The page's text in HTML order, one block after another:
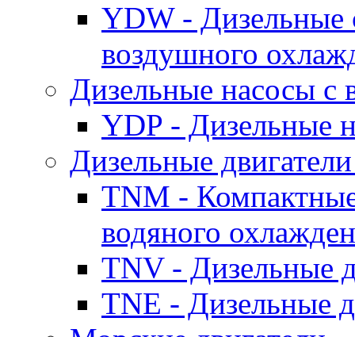
YDW - Дизельные
воздушного
Дизельные насосы
YDP - Дизельные
Дизельные
TNM -
водяного
TNV - Дизельные
TNE - Дизельные